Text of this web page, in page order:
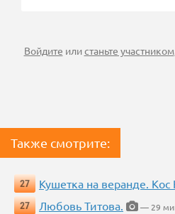
Войдите илистаньте участником
Также смотрите:
27 Кушетка на веранде. Кос
27
Любовь Титова.
— 29